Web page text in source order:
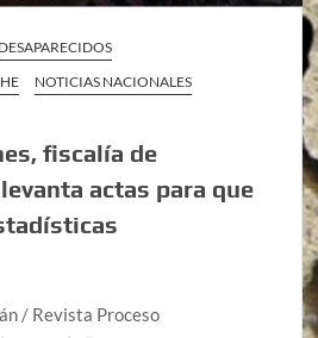
DESAPARECIDOS
NOTICIAS NACIONALES
fiscalía de
actas para que
/ Revista Proceso